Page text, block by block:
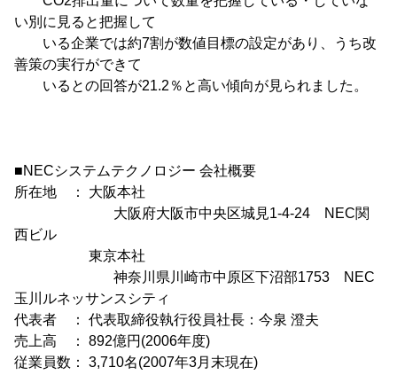
い別に見ると把握して
いる企業では約7割が数値目標の設定があり、うち改
善策の実行ができて
いるとの回答が21.2％と高い傾向が見られました。
■NECシステムテクノロジー 会社概要
所在地 ： 大阪本社
大阪府大阪市中央区城見1-4-24 NEC関
西ビル
東京本社
神奈川県川崎市中原区下沼部1753 NEC
玉川ルネッサンスシティ
代表者 ： 代表取締役執行役員社長：今泉 澄夫
売上高 ： 892億円(2006年度)
従業員数： 3,710名(2007年3月末現在)